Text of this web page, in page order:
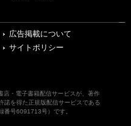
広告掲載について
サイトポリシー
店・電子書籍配信サービスが、著作
諾を得た正規版配信サービスである
番号6091713号）です。